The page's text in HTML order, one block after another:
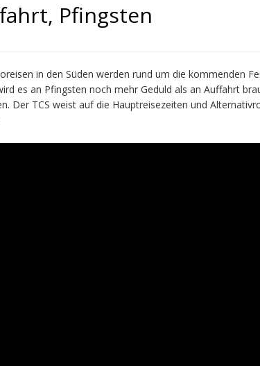
Pfingsten
in den Süden werden rund um die kommenden
es an Pfingsten noch mehr Geduld als an Auffahrt
Der TCS weist auf die Hauptreisezeiten und